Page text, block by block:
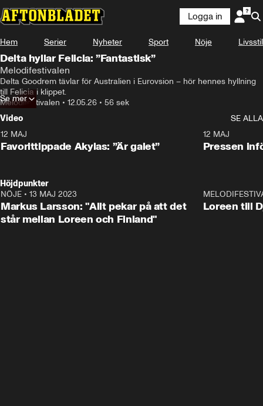
Logga in
Hem Serier Nyheter Sport Nöje Livsstil
Delta hyllar Felicia: ”Fantastisk”
Melodifestivalen
Delta Goodrem tävlar för Australien i Eurovsion – hör hennes hyllning
Melodifestivalen • 12.05.26 • 56 sek
Se mer
Video
SE ALLA
12 MAJ
Favorittippade Akylas: ”Är galet”
12 MAJ
Pressen
Höjdpunkter
NÖJE • 13 MAJ 2023
Markus Larsson: "Allt pekar på att det
står mellan Loreen och Finland"
Loreen till